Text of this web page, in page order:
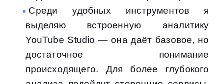
Среди удобных инструментов я
выделяю встроенную аналитику
YouTube Studio — она даёт базовое, но
достаточное понимание
происходящего. Для более глубокого